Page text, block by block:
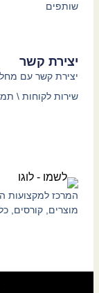
המרכז למקצועות
מוצרים, קורסים,
שותפים
יצירת קשר
יצירת קשר עם
שירות לקוחות \